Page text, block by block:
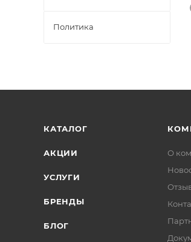
Политика
КАТАЛОГ
АКЦИИ
УСЛУГИ
БРЕНДЫ
БЛОГ
О